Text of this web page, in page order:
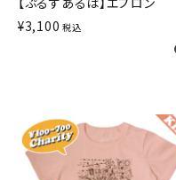
¥3,100 税込